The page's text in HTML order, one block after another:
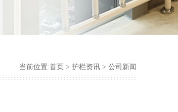
当前位置:首页 > 护栏资讯 > 公司新闻